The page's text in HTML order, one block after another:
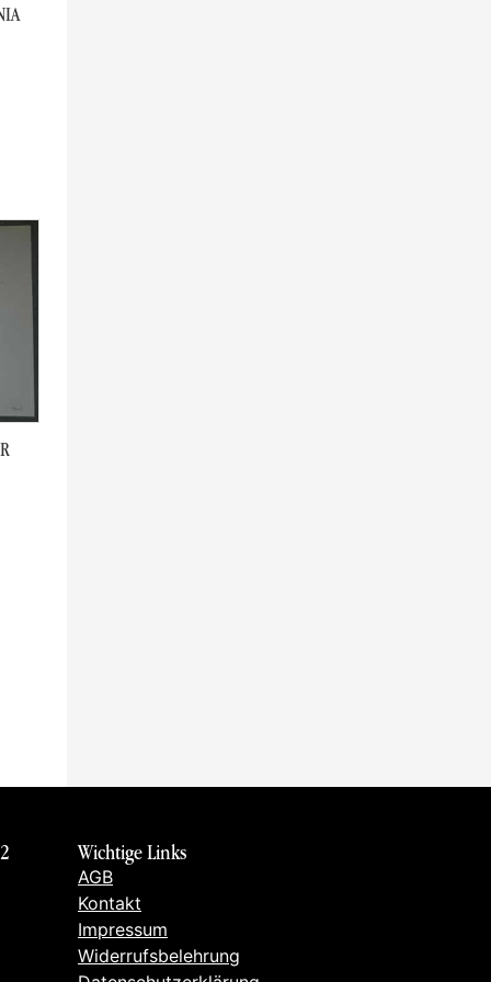
Wichtige Links
AGB
Kontakt
Impressum
Widerrufsbelehrung